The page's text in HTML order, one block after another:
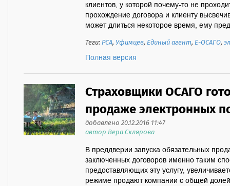
клиентов, у которой почему-то не
прохождение договора и клиенту
может длиться некоторое время, ему
Теги:РСА, Уфимцев, Единый агент, Е-ОСАГО,
Полная версия
Страховщики ОСАГО
продаже электронных
добавлено 20.12.2016 11:47
автор Вера Склярова
В преддверии запуска обязательных
заключенных договоров именно таким
предоставляющих эту услугу,
режиме продают компании с общей